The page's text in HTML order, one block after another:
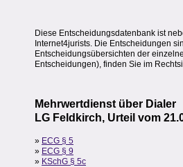
Diese Entscheidungsdatenbank ist
Internet4jurists. Die Entscheidungen
Entscheidungsübersichten der
Entscheidungen), finden Sie im
Mehrwertdienst über Dialer
LG Feldkirch, Urteil vom
» ECG § 5
» ECG § 9
» KSchG § 5c